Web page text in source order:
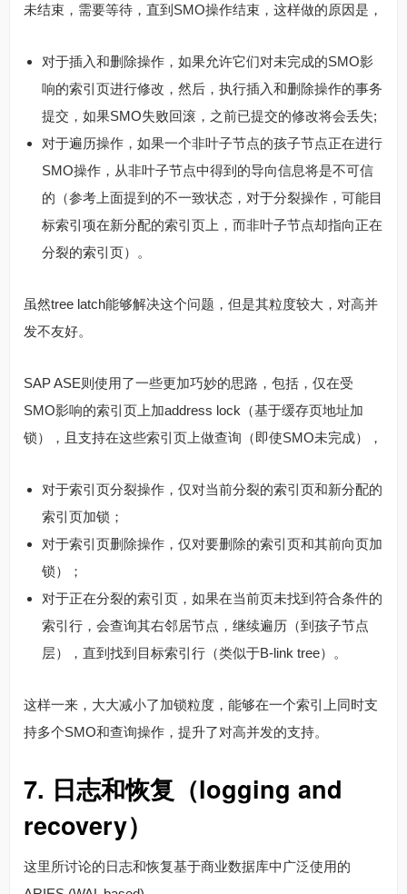
未结束，需要等待，直到SMO操作结束，这样做的原因是，
对于插入和删除操作，如果允许它们对未完成的SMO影
响的索引页进行修改，然后，执行插入和删除操作的事务
提交，如果SMO失败回滚，之前已提交的修改将会丢失;
对于遍历操作，如果一个非叶子节点的孩子节点正在进行
SMO操作，从非叶子节点中得到的导向信息将是不可信
的（参考上面提到的不一致状态，对于分裂操作，可能目
标索引项在新分配的索引页上，而非叶子节点却指向正在
分裂的索引页）。
虽然tree latch能够解决这个问题，但是其粒度较大，对高并
发不友好。
SAP ASE则使用了一些更加巧妙的思路，包括，仅在受
SMO影响的索引页上加address lock（基于缓存页地址加
锁），且支持在这些索引页上做查询（即使SMO未完成），
对于索引页分裂操作，仅对当前分裂的索引页和新分配的
索引页加锁；
对于索引页删除操作，仅对要删除的索引页和其前向页加
锁）；
对于正在分裂的索引页，如果在当前页未找到符合条件的
索引行，会查询其右邻居节点，继续遍历（到孩子节点
层），直到找到目标索引行（类似于B-link tree）。
这样一来，大大减小了加锁粒度，能够在一个索引上同时支
持多个SMO和查询操作，提升了对高并发的支持。
7. 日志和恢复（logging and
recovery）
这里所讨论的日志和恢复基于商业数据库中广泛使用的